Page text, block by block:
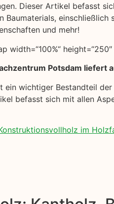
Dieser Artikel befasst
Baumaterials, einschließlich
und mehr!
width=“100%“
Potsdam liefert
ein wichtiger Bestandteil
befasst sich mit allen
im